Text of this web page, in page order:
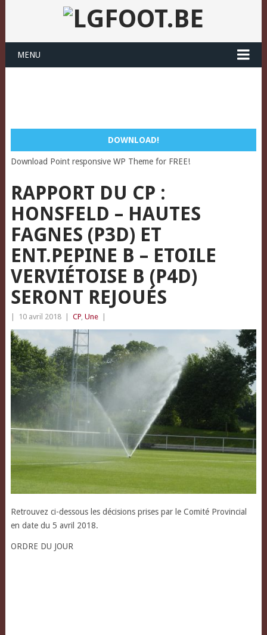
MENU
DOWNLOAD!
Download Point responsive WP Theme for FREE!
RAPPORT DU CP :
HONSFELD – HAUTES
FAGNES (P3D) ET
ENT.PEPINE B – ETOILE
VERVIÉTOISE B (P4D)
SERONT REJOUÉS
10 avril 2018 CP, Une
Retrouvez ci-dessous les décisions prises par le Comité Provincial
en date du 5 avril 2018.
ORDRE DU JOUR